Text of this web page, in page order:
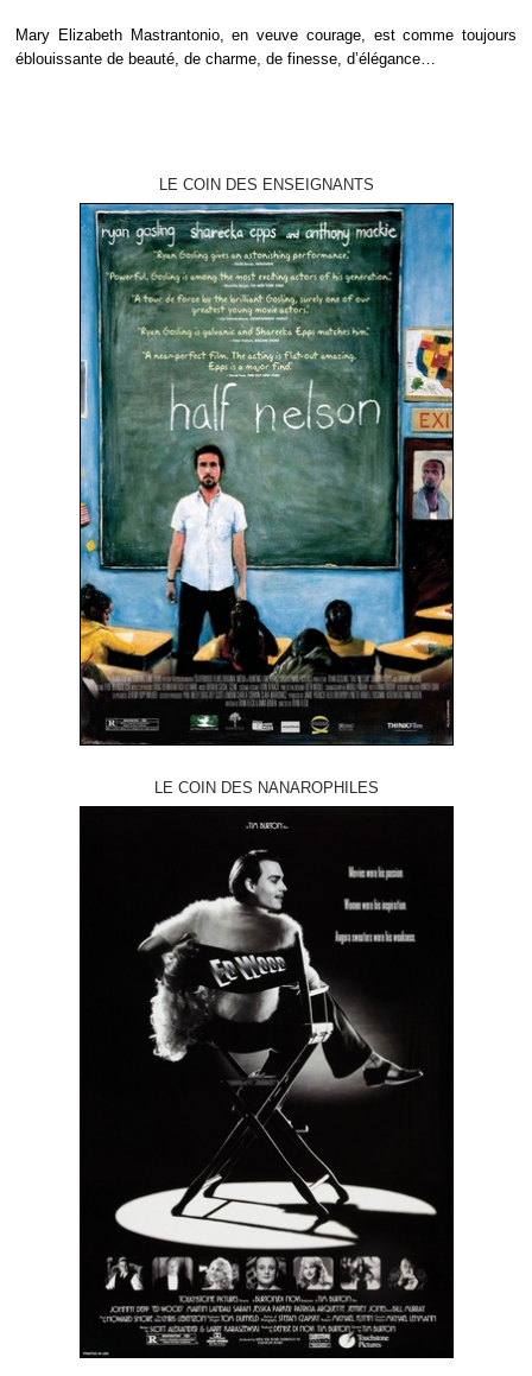
Mary Elizabeth Mastrantonio, en veuve courage, est comme toujours
éblouissante de beauté, de charme, de finesse, d’élégance…
LE COIN DES ENSEIGNANTS
LE COIN DES NANAROPHILES